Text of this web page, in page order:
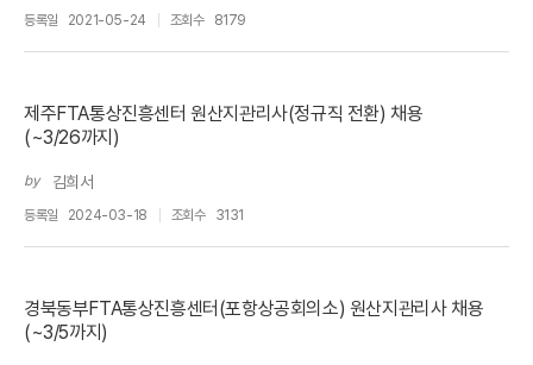
등록일 2021-05-24 조회수 8179
제주FTA통상진흥센터 원산지관리사(정규직 전환) 채용
(~3/26까지)
by 김희서
등록일 2024-03-18 조회수 3131
경북동부FTA통상진흥센터(포항상공회의소) 원산지관리사 채용
(~3/5까지)